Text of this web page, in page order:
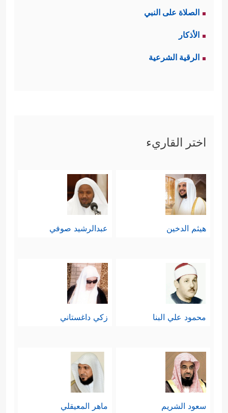
الصلاة على النبي
الأذكار
الرقية الشرعية
اختر القاريء
هيثم الدخين عبدالرشيد صوفي
محمود علي البنا زكي داغستاني
سعود الشريم ماهر المعيقلي